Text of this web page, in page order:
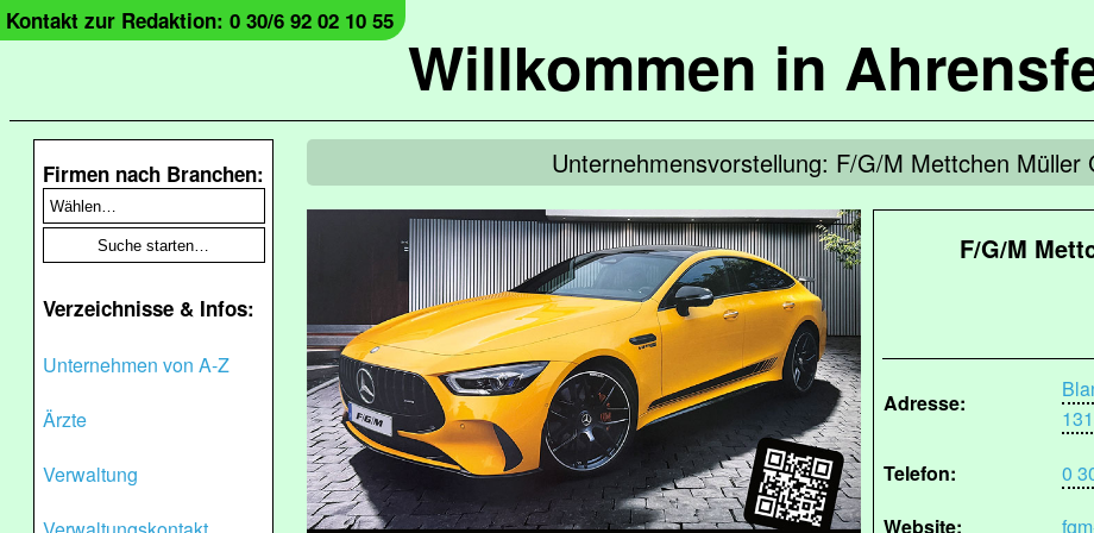
Willkommen in
Kontakt zur Redaktion: 0 30/6 92 02 10 55
Firmen nach Branchen:
Verzeichnisse & Infos:
Unternehmen von A-Z
Ärzte
Verwaltung
Unternehmensvorstellung: F/G/M Mettchen Müller
F/G/M
Adresse:
Telefon:
0
Website: